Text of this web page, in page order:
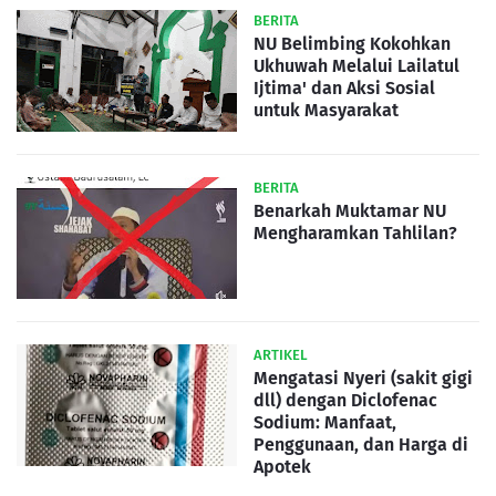
BERITA
NU Belimbing Kokohkan
Ukhuwah Melalui Lailatul
Ijtima' dan Aksi Sosial
untuk Masyarakat
BERITA
Benarkah Muktamar NU
Mengharamkan Tahlilan?
ARTIKEL
Mengatasi Nyeri (sakit gigi
dll) dengan Diclofenac
Sodium: Manfaat,
Penggunaan, dan Harga di
Apotek